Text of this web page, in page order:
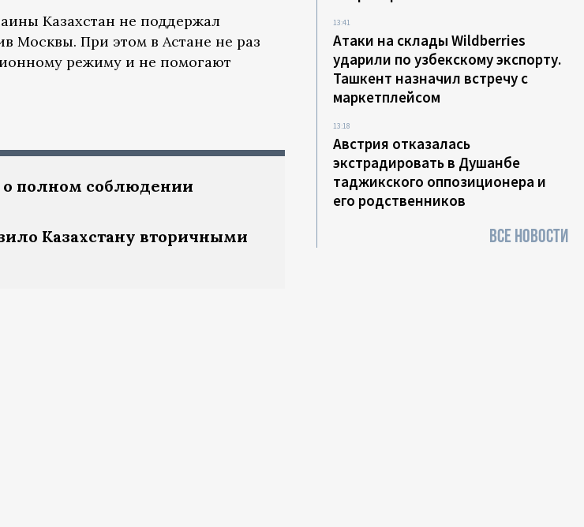
Казахстан не поддержал
Москвы. При этом в Астане не раз
режиму и не помогают
о полном соблюдении
Казахстану вторичными
13:41
Атаки на склады Wildberries
ударили по узбекскому экспорту.
Ташкент назначил встречу с
маркетплейсом
13:18
Австрия отказалась
экстрадировать в Душанбе
таджикского оппозиционера и
его родственников
ВСЕ НОВОСТИ